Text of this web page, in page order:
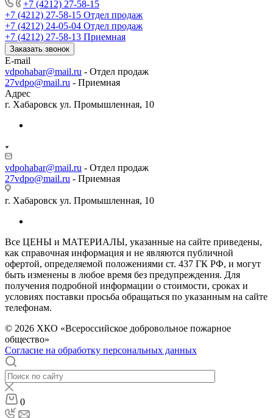
+7 (4212) 27-58-15
+7 (4212) 27-58-15 Отдел продаж
+7 (4212) 24-05-04 Отдел продаж
+7 (4212) 27-58-13 Приемная
Заказать звонок
E-mail
vdpohabar@mail.ru - Отдел продаж
27vdpo@mail.ru - Приемная
Адрес
г. Хабаровск ул. Промышленная, 10
vdpohabar@mail.ru - Отдел продаж
27vdpo@mail.ru - Приемная
г. Хабаровск ул. Промышленная, 10
Все ЦЕНЫ и МАТЕРИАЛЫ, указанные на сайте приведены,
как справочная информация и не являются публичной
офертой, определяемой положениями ст. 437 ГК РФ, и могут
быть изменены в любое время без предупреждения. Для
получения подробной информации о стоимости, сроках и
условиях поставки просьба обращаться по указанным на сайте
телефонам.
© 2026 ХКО «Всероссийское добровольное пожарное
общество»
Согласие на обработку персональных данных
0